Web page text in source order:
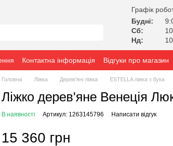
Графік
Будні:
Сб:
Нд:
Контактна інформація
Відгуки про магазин
Головна Ліжка Дерев'яні ліжка ESTELLA ліжка з бука
Ліжко дерев'яне Венеція
В наявності Артикул: 1263145796 Написати відгук
15 360 грн